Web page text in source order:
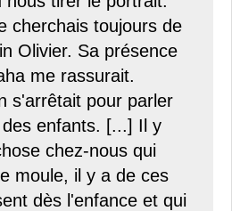
cherchais toujours de
Olivier. Sa présence
me rassurait.
s'arrêtait pour parler
enfants. [...] Il y
chez-nous qui
moule, il y a de ces
dès l'enfance et qui